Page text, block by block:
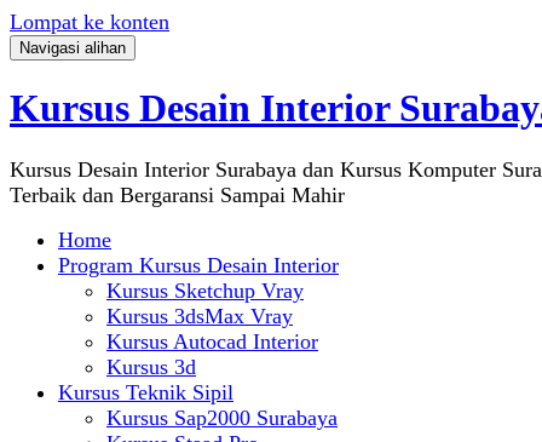
Lompat ke konten
Navigasi alihan
Kursus Desain Interior
Kursus Desain Interior Surabaya dan Kursus Komputer
Terbaik dan Bergaransi Sampai Mahir
Home
Program Kursus Desain Interior
Kursus Sketchup Vray
Kursus 3dsMax Vray
Kursus Autocad Interior
Kursus 3d
Kursus Teknik Sipil
Kursus Sap2000 Surabaya